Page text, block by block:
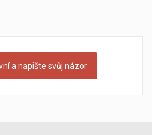
a napište svůj názor